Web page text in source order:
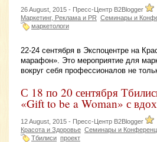
26 August, 2015 - Пресс-Центр B2Blogger
Маркетинг, Реклама и PR Семинары и
маркетологи
22-24 сентября в Экспоцентре на
марафон». Это мероприятие для
вокруг себя профессионалов не
С 18 по 20 сентября
«Gift to be a Woman» с
12 August, 2015 - Пресс-Центр B2Blogger
Красота и Здоровье Семинары и
Тбилиси проект